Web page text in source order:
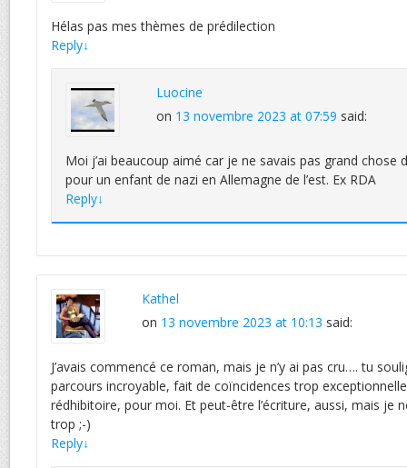
Hélas pas mes thèmes de prédilection
Reply↓
Luocine
on 13 novembre 2023 at 07:59 said:
Moi j’ai beaucoup aimé car je ne savais pas grand chose
pour un enfant de nazi en Allemagne de l’est. Ex RDA
Reply↓
Kathel
on 13 novembre 2023 at 10:13 said:
J’avais commencé ce roman, mais je n’y ai pas cru…. tu
parcours incroyable, fait de coïncidences trop
rédhibitoire, pour moi. Et peut-être l’écriture, aussi, mais je
trop ;-)
Reply↓